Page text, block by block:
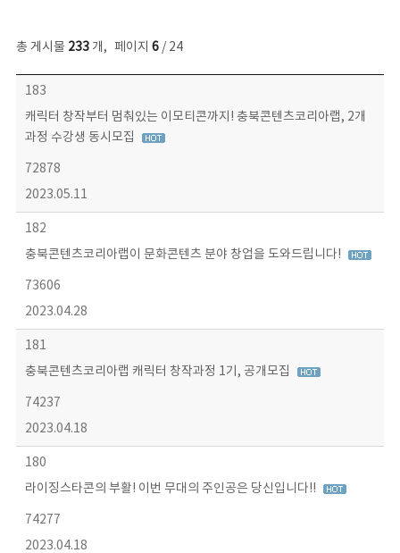
총 게시물 233개, 페이지 6/ 24
보도자료 목록 - 번호, 제목, 작성자, 파일, 조회수, 작성일 정보 제공
183
캐릭터 창작부터 멈춰있는 이모티콘까지! 충북콘텐츠코리아랩, 2개
과정 수강생 동시모집
72878
2023.05.11
182
충북콘텐츠코리아랩이 문화콘텐츠 분야 창업을 도와드립니다!
73606
2023.04.28
181
충북콘텐츠코리아랩 캐릭터 창작과정 1기, 공개모집
74237
2023.04.18
180
라이징스타콘의 부활! 이번 무대의 주인공은 당신입니다!!
74277
2023.04.18